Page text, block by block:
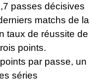
passes décisives
matchs de la
taux de réussite de
points.
par passe, un
séries